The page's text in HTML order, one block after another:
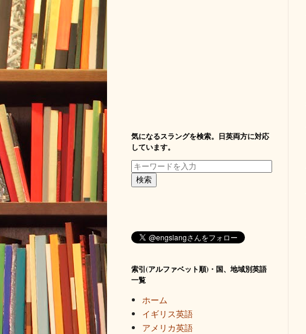
気になるスラングを検索。日英両方に対応
しています。
索引(アルファベット順)・国、地域別英語
一覧
ホーム
イギリス英語
アメリカ英語